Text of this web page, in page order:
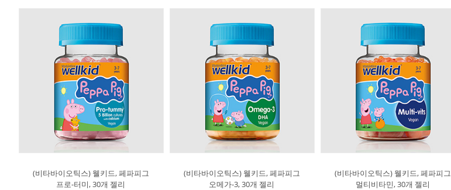
(비타바이오틱스) 웰키드, 페파피그
프로-터미, 30개 젤리
(비타바이오틱스) 웰키드, 페파피그
오메가-3, 30개 젤리
(비타바이오틱스) 웰키드, 페파피그
멀티비타민, 30개 젤리